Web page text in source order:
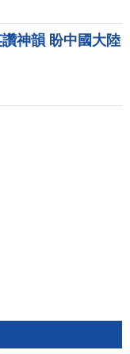
神韻 盼中國大陸